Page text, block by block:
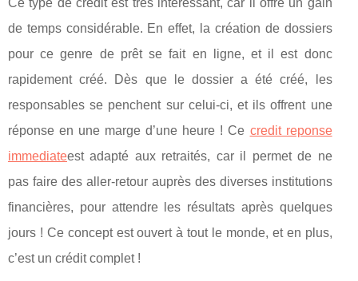
de temps considérable. En effet, la création de dossiers
pour ce genre de prêt se fait en ligne, et il est donc
rapidement créé. Dès que le dossier a été créé, les
responsables se penchent sur celui-ci, et ils offrent une
réponse en une marge d’une heure ! Ce credit reponse
immediateest adapté aux retraités, car il permet de ne
pas faire des aller-retour auprès des diverses institutions
financières, pour attendre les résultats après quelques
jours ! Ce concept est ouvert à tout le monde, et en plus,
c’est un crédit complet !